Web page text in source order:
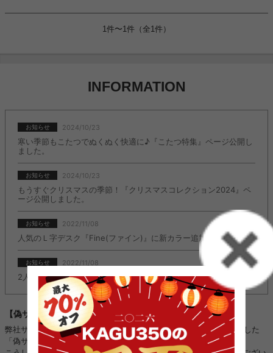
･ポケットが大き目で棚の位置がある程度決められてしまう。
そんな感じですが、頑丈な作りなので長く大切に使っていきたいです
1件〜1件（全1件）
INFORMATION
お知らせ 2024/10/23
寒い季節もこたつでぬくぬく快適に♪『こたつ特集』ページ公開し
ました。
お知らせ 2024/10/23
もうすぐクリスマスの季節！『クリスマスコレクション2024』ペ
ージ公開しました。
お知らせ 2022/11/08
人気のＬ字デスク『Fine(ファイン)』に新カラー追加しました。
お知らせ 2022/11/08
2人掛けソファ『Moss(モス)』に新カラー追加しました。
【偽サイトにご注意ください】
弊社サイトのロゴ・画像などを不正に使用し、kagu350になりすました
「偽サイト」や「偽SNSアカウント」を複数確認しております。